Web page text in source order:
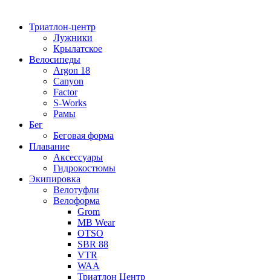
Триатлон-центр
Лужники
Крылатское
Велосипеды
Argon 18
Canyon
Factor
S-Works
Рамы
Бег
Беговая форма
Плавание
Аксессуары
Гидрокостюмы
Экипировка
Велотуфли
Велоформа
Grom
MB Wear
OTSO
SBR 88
VTR
WAA
Триатлон Центр